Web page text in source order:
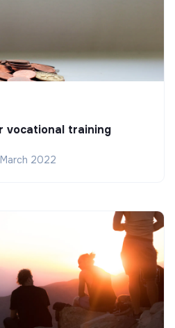
vocational training
March 2022